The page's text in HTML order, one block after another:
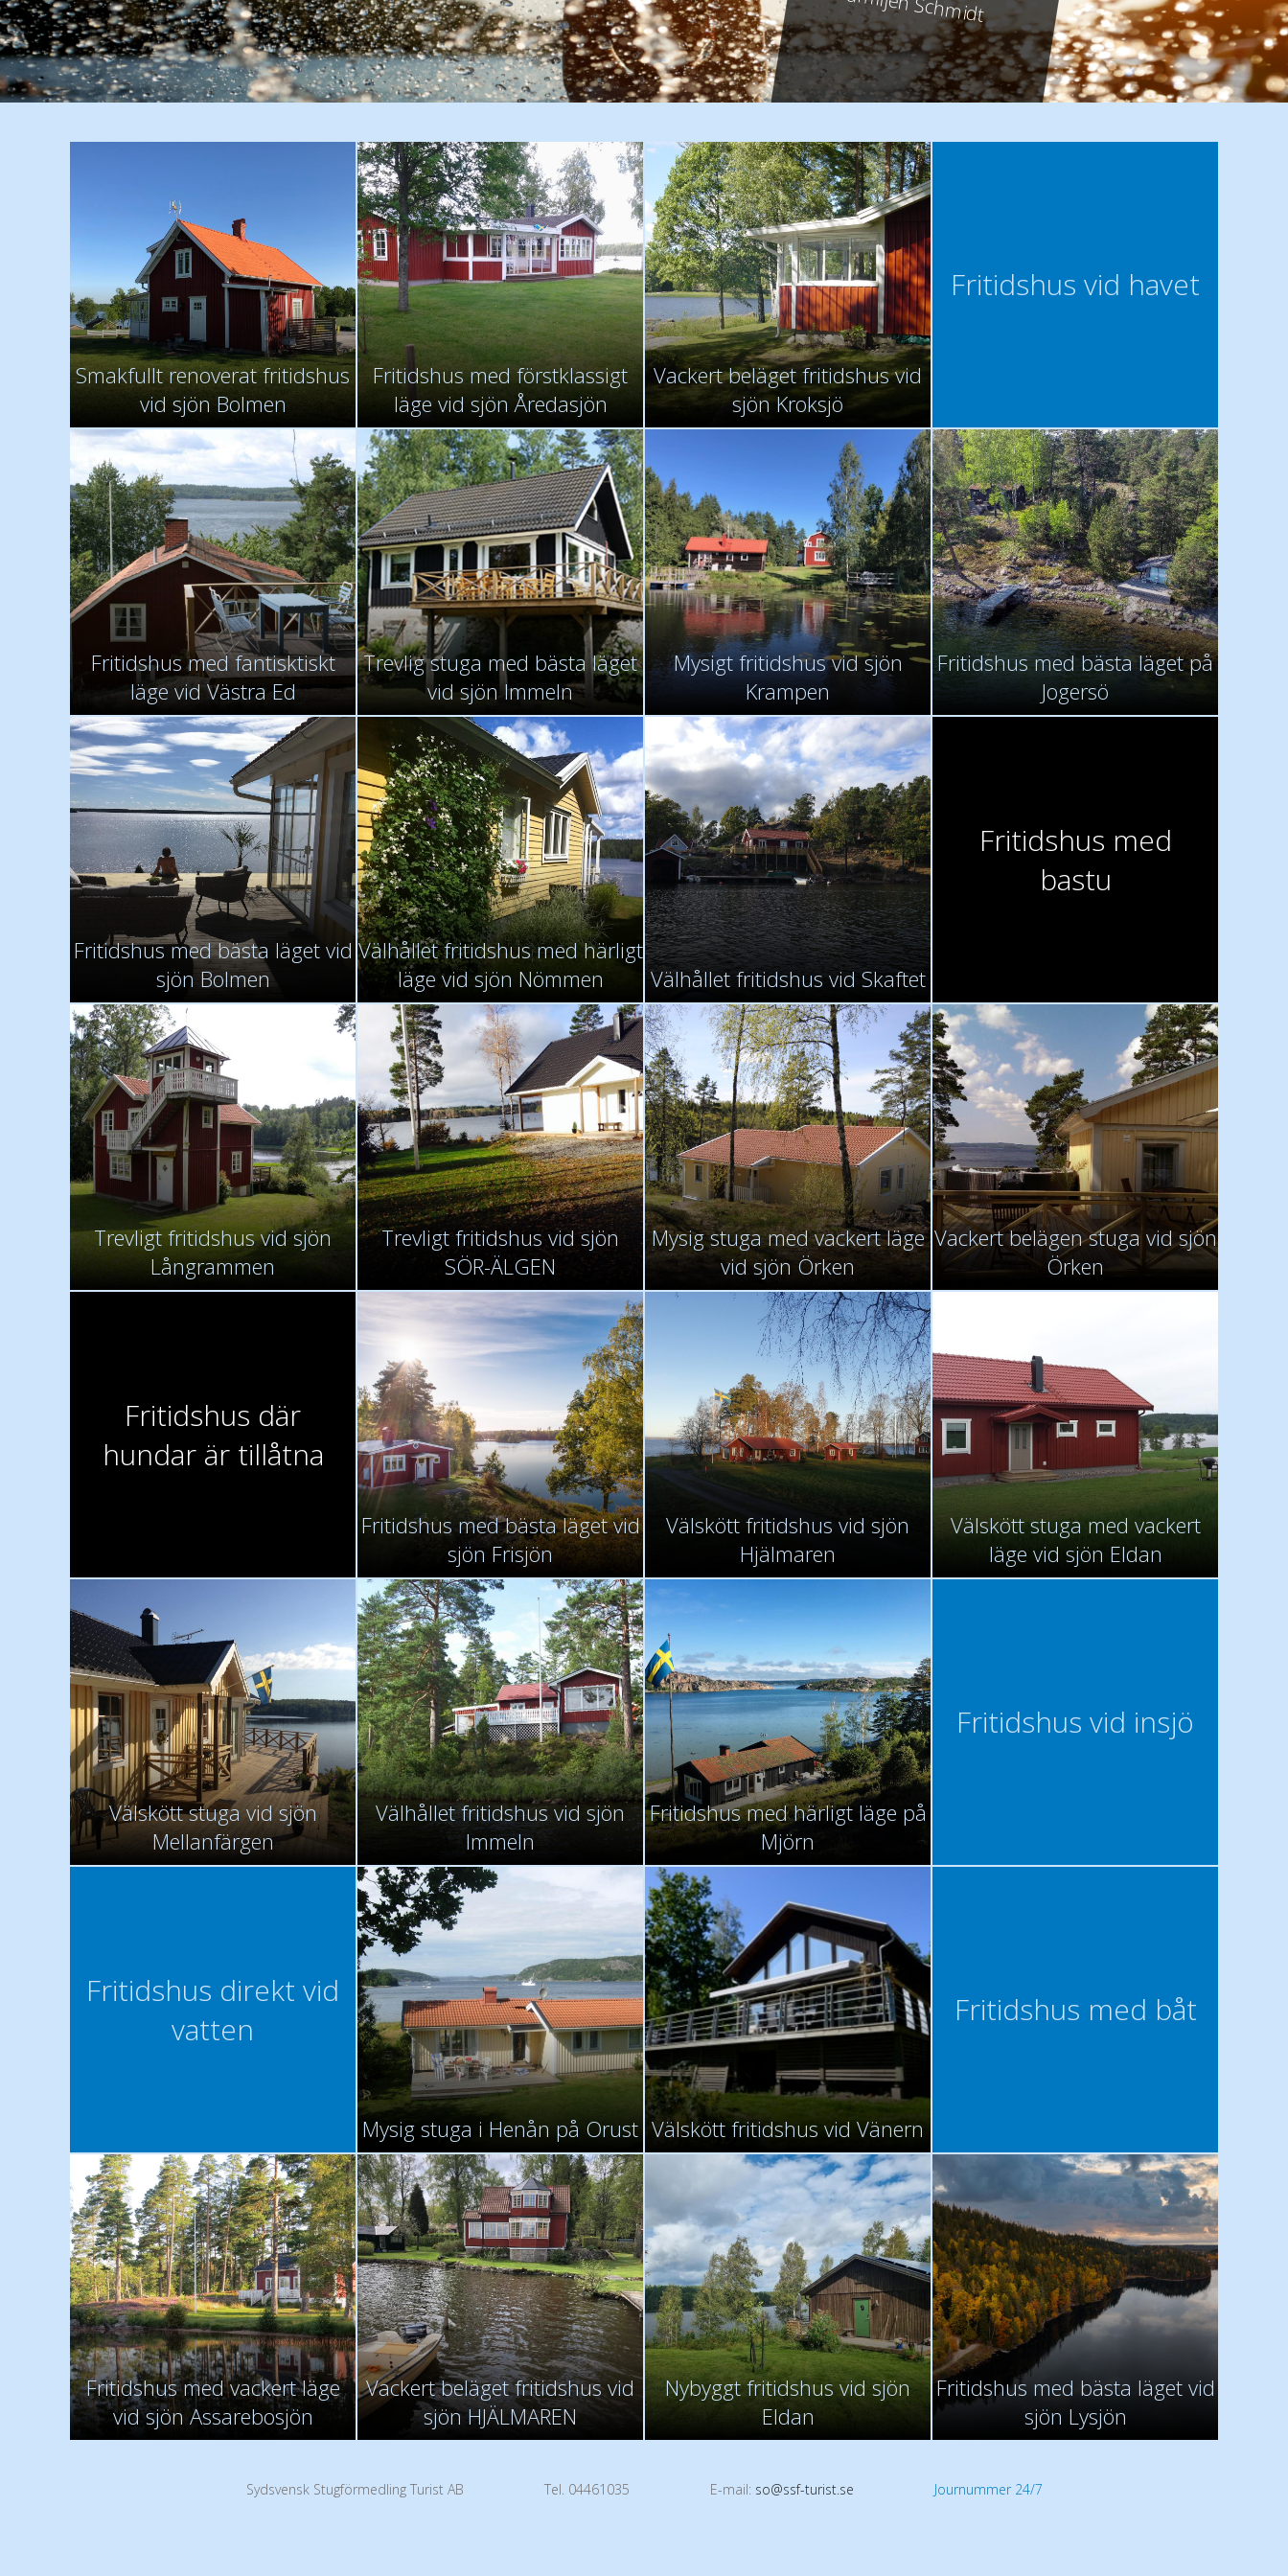
- Jan
Smakfullt renoverat fritidshus
vid sjön Bolmen
Fritidshus med förstklassigt
läge vid sjön Åredasjön
Vackert beläget fritidshus vid
sjön Kroksjö
Fritidshus vid havet
Fritidshus med fantisktiskt
läge vid Västra Ed
Trevlig stuga med bästa läget
vid sjön Immeln
Mysigt fritidshus vid sjön
Krampen
Fritidshus med bästa läget på
Jogersö
Fritidshus med bästa läget vid
sjön Bolmen
Välhållet fritidshus med härligt
läge vid sjön Nömmen
Välhållet fritidshus vid Skaftet
Fritidshus med
bastu
Trevligt fritidshus vid sjön
Långrammen
Trevligt fritidshus vid sjön
SÖR-ÄLGEN
Mysig stuga med vackert läge
vid sjön Örken
Vackert belägen stuga vid sjön
Örken
Fritidshus där
hundar är tillåtna
Fritidshus med bästa läget vid
sjön Frisjön
Välskött fritidshus vid sjön
Hjälmaren
Välskött stuga med vackert
läge vid sjön Eldan
Välskött stuga vid sjön
Mellanfärgen
Välhållet fritidshus vid sjön
Immeln
Fritidshus med härligt läge på
Mjörn
Fritidshus vid insjö
Fritidshus direkt vid
vatten
Mysig stuga i Henån på Orust Välskött fritidshus vid Vänern
Fritidshus med båt
Fritidshus med vackert läge
vid sjön Assarebosjön
Vackert beläget fritidshus vid
sjön HJÄLMAREN
Nybyggt fritidshus vid sjön
Eldan
Fritidshus med bästa läget vid
sjön Lysjön
Sydsvensk Stugförmedling Turist AB Tel. 04461035 E-mail: so@ssf-turist.se Journummer 24/7